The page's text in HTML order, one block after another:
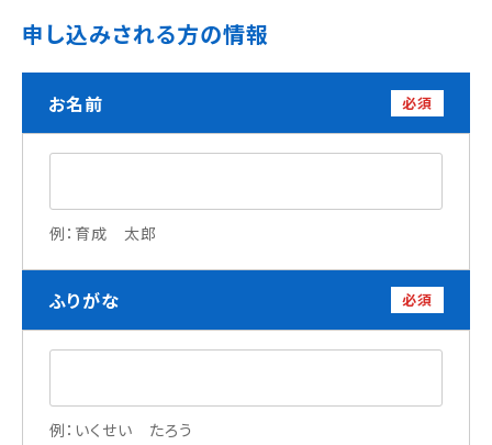
本校独自の学費サポート制度
学費サポート
住まいサポート
調理学科
製菓学科
資格・就職
申し込みされる方の情報
お名前 必須
例：育成 太郎
ふりがな 必須
例：いくせい たろう